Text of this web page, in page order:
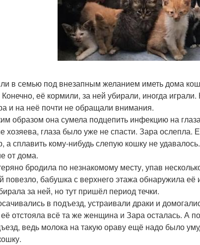
в семью под внезапным желанием иметь дома
Конечно, её кормили, за ней убирали, иногда
и на неё почти не обращали внимания.
образом она сумела подцепить инфекцию на
хозяева, глаза было уже не спасти. Зара
а сплавить кому-нибудь слепую кошку не
от дома.
бродила по незнакомому месту, упав
повезло, бабушка с верхнего этажа обнаружила
за ней, но тут пришёл период течки.
в подъезд, устраивали драки и
отстояла всё та же женщина и Зара осталась. А
ведь молока на такую ораву ещё надо было